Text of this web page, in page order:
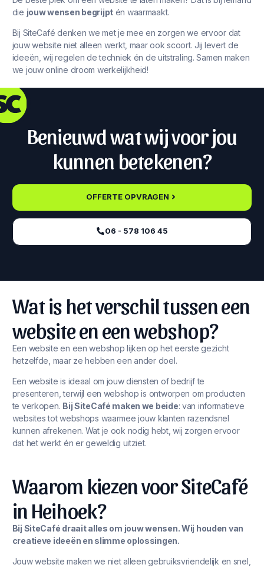
die jouw wensen begrijpt én waarmaakt.
Bij SiteCafé denken we met je mee en zorgen we ervoor dat
jouw website niet alleen werkt, maar ook scoort. Jij levert de
ideeën, wij regelen de techniek én de uitstraling. Samen maken
we jouw online droom werkelijkheid!
Benieuwd wat wij voor jou
kunnen betekenen?
OFFERTE OPVRAGEN
06 - 578 106 45‬
Wat is het verschil tussen een
website en een webshop?
Een website en een webshop lijken op het eerste gezicht
hetzelfde, maar ze hebben een ander doel.
Een website is ideaal om jouw diensten of bedrijf te
presenteren, terwijl een webshop is ontworpen om producten
te verkopen. Bij SiteCafé maken we beide: van informatieve
websites tot webshops waarmee jouw klanten razendsnel
kunnen afrekenen. Wat je ook nodig hebt, wij zorgen ervoor
dat het werkt én er geweldig uitziet.
Waarom kiezen voor SiteCafé
in Heihoek?
Bij SiteCafé draait alles om jouw wensen. Wij houden van
creatieve ideeën en slimme oplossingen.
Jouw website maken we niet alleen gebruiksvriendelijk en snel,